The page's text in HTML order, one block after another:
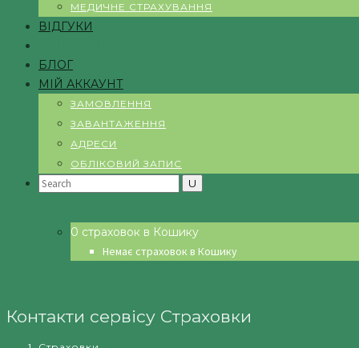
МЕДИЧНЕ СТРАХУВАННЯ
ВІДГУКИ
БЛОГ
МІЙ АККАУНТ
ЗАМОВЛЕННЯ
ЗАВАНТАЖЕННЯ
АДРЕСИ
ОБЛІКОВИЙ ЗАПИС
Search
0 страховок в Кошику
Немає страховок в Кошику
Контакти сервісу Страховки